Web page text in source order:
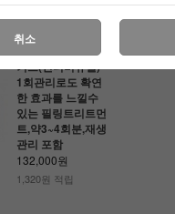
146,000원
클래식 트리트먼트
키트(인디비듀얼)-
1회관리로도 확연
한 효과를 느낄수
있는 필링트리트먼
트,약3~4회분,재생
관리 포함
132,000원
1,320원 적립
취소